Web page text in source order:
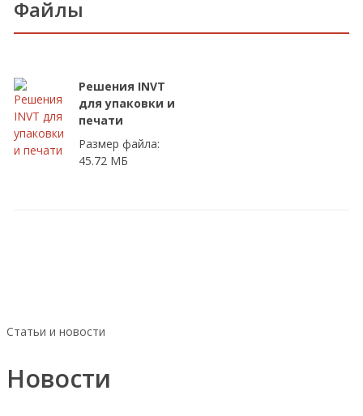
Файлы
Решения INVT
для упаковки и
печати
Размер файла:
45.72 МБ
Статьи и новости
Новости